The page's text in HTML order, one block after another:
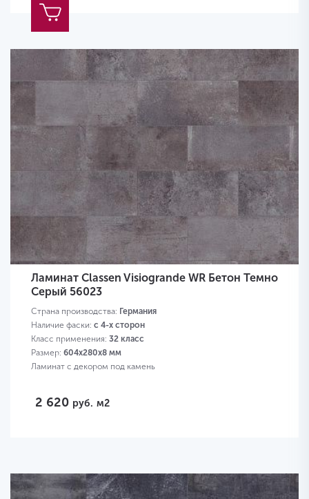
Ламинат Classen Visiogrande WR Бетон Темно
Серый 56023
Страна производства: Германия
Наличие фаски: с 4-х сторон
Класс применения: 32 класс
Размер: 604х280х8 мм
Ламинат с декором под камень
2 620 руб. м2